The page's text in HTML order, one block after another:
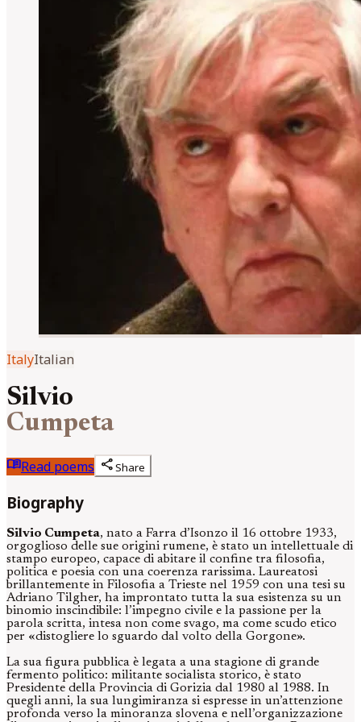
ItalyItalian
Silvio
Cumpeta
menu_bookRead poems shareShare
Biography
Silvio Cumpeta, nato a Farra d’Isonzo il 16 ottobre 1933,
orgoglioso delle sue origini rumene, è stato un intellettuale di
stampo europeo, capace di abitare il confine tra filosofia,
politica e poesia con una coerenza rarissima. Laureatosi
brillantemente in Filosofia a Trieste nel 1959 con una tesi su
Adriano Tilgher, ha improntato tutta la sua esistenza su un
binomio inscindibile: l’impegno civile e la passione per la
parola scritta, intesa non come svago, ma come scudo etico
per «distogliere lo sguardo dal volto della Gorgone».
La sua figura pubblica è legata a una stagione di grande
fermento politico: militante socialista storico, è stato
Presidente della Provincia di Gorizia dal 1980 al 1988. In
quegli anni, la sua lungimiranza si espresse in un’attenzione
profonda verso la minoranza slovena e nell’organizzazione